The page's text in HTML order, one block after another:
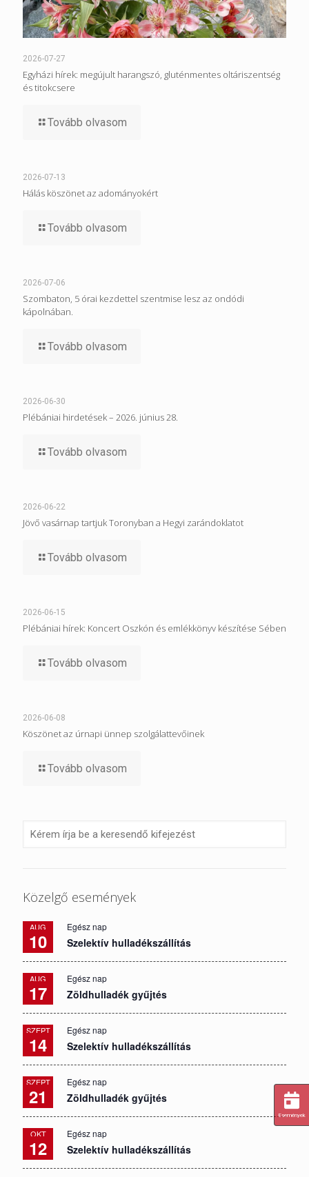
2026-07-27
Egyházi hírek: megújult harangszó, gluténmentes oltáriszentség
és titokcsere
Tovább olvasom
2026-07-13
Hálás köszönet az adományokért
Tovább olvasom
2026-07-06
Szombaton, 5 órai kezdettel szentmise lesz az ondódi
kápolnában.
Tovább olvasom
2026-06-30
Plébániai hirdetések – 2026. június 28.
Tovább olvasom
2026-06-22
Jövő vasárnap tartjuk Toronyban a Hegyi zarándoklatot
Tovább olvasom
2026-06-15
Plébániai hírek: Koncert Oszkón és emlékkönyv készítése Sében
Tovább olvasom
2026-06-08
Köszönet az úrnapi ünnep szolgálattevőinek
Tovább olvasom
Közelgő események
AUG
10
Egész nap
Szelektív hulladékszállítás
AUG
17
Egész nap
Zöldhulladék gyűjtés
SZEPT
14
Egész nap
Szelektív hulladékszállítás
SZEPT
21
Egész nap
Zöldhulladék gyűjtés
OKT
12
Egész nap
Szelektív hulladékszállítás
Események